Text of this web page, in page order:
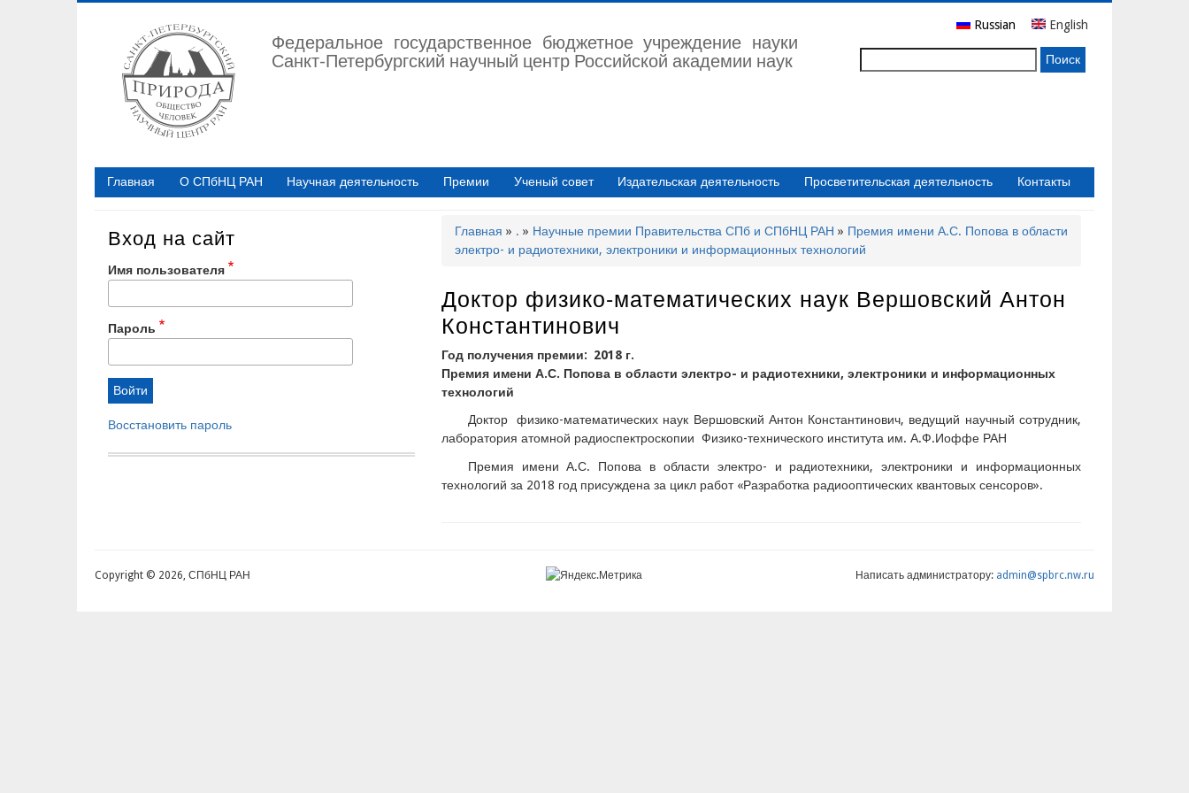
Федеральное государственное бюджетное учреждение науки
Санкт-Петербургский научный центр Российской академии наук
Russian English
Главная О СПбНЦ РАН Научная деятельность Премии Ученый совет Издательская деятельность Просветительская деятельность Контакты
Вход на сайт
Имя пользователя
Пароль
Восстановить пароль
Строка
Главная . Научные премии Правительства СПб и СПбНЦ РАН
Премия имени А.С. Попова в области
электро- и радиотехники, электроники и информационных технологий
Доктор физико-математических наук Вершовский Антон
Константинович
Год получения премии
2018 г.
Премия имени А.С. Попова в области электро- и радиотехники, электроники и информационных
технологий
Доктор физико-математических наук Вершовский Антон Константинович, ведущий научный сотрудник,
лаборатория атомной радиоспектроскопии Физико-технического института им. А.Ф.Иоффе РАН
Премия имени А.С. Попова в области электро- и радиотехники, электроники и информационных
технологий за 2018 год присуждена за цикл работ «Разработка радиооптических квантовых сенсоров».
Copyright © 2026, СПбНЦ РАН Написать администратору: admin@spbrc.nw.ru